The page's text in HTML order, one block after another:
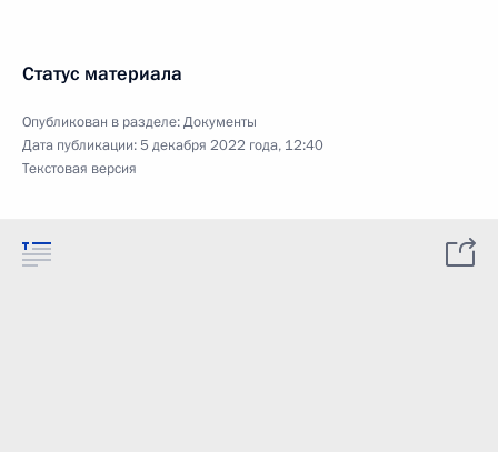
Статус материала
Опубликован в разделе:Документы
Дата публикации:5 декабря 2022 года, 12:40
Текстовая версия